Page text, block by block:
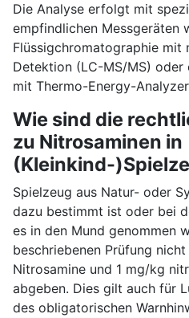
Die Analyse erfolgt mit
empfindlichen Messgeräten
Flüssigchromatographie mit
Detektion (LC-MS/MS)
mit Thermo-Energy-
Wie sind die
zu Nitrosaminen in
(Kleinkind-
Spielzeug aus Natur- oder
dazu bestimmt ist oder bei
es in den Mund genommen
beschriebenen Prüfung
Nitrosamine und 1 mg/kg
abgeben. Dies gilt auch für
des obligatorischen